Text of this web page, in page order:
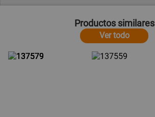
Productos similares
Ver todo